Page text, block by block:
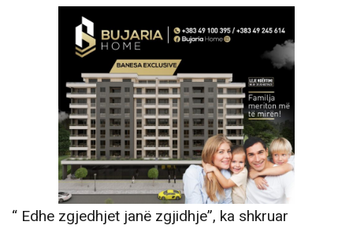
“ Edhe zgjedhjet janë zgjidhje”, ka shkruar